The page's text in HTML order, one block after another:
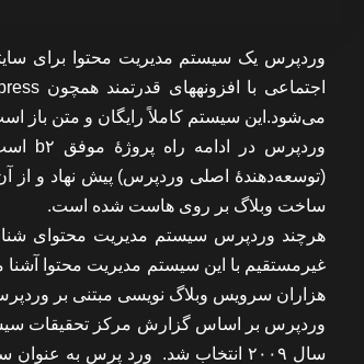
وردپرس یک سیستم مدیریت محتوا برای
می‌شود.این سیستم کاملاً رایگان و متن باز
(توسعه‌دهندهٔ اصلی وردپرس) پیش نهاد و از
ساخت وبلاگ بر روی هاست شده است.
هرچند وردپرس سیستم مدیریت محتوای
هزاران سرویس وبلاگ نویسی مبتنی بر
وردپرس بر اساس گزارش مرکز تحقیقات
سال ۲۰۰۹ انتخاب شد. ورد پرس به